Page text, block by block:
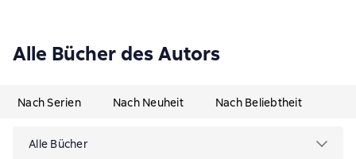
Alle Bücher des Autors
Nach Serien Nach Neuheit Nach Beliebtheit
Alle Bücher